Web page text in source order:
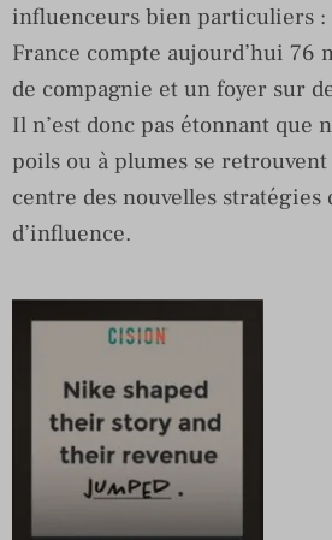
influenceurs bien particuliers :
France compte aujourd’hui 76
de compagnie et un foyer sur
Il n’est donc pas étonnant que
poils ou à plumes se
centre des nouvelles stratégies
d’influence.